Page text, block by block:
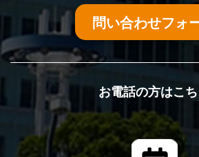
問い合わせフォ
お電話の方はこち